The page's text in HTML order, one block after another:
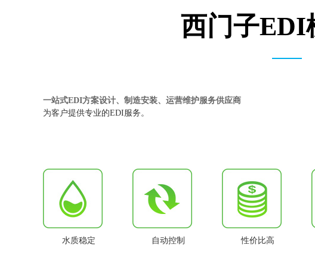
西门子EDI
一站式EDI方案设计、制造安装、运营维护服务供应商
为客户提供专业的EDI服务。
水质稳定 自动控制 性价比高